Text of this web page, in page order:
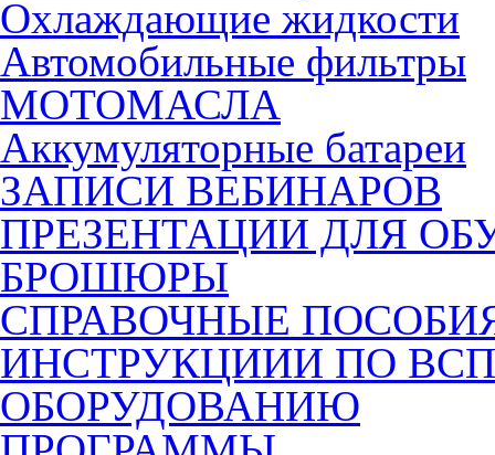
Охлаждающие жидкости
Автомобильные фильтры
МОТОМАСЛА
Аккумуляторные батареи
ЗАПИСИ ВЕБИНАРОВ
ПРЕЗЕНТАЦИИ ДЛЯ
БРОШЮРЫ
СПРАВОЧНЫЕ
ИНСТРУКЦИИИ ПО
ОБОРУДОВАНИЮ